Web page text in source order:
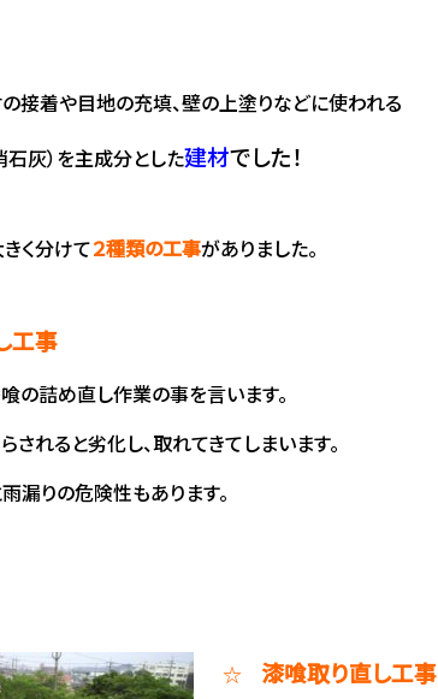
の接着や目地の充填、壁の上塗りなどに使われる
灰）を主成分とした建材でした！
く分けて２種類の工事がありました。
工事
の詰め直し作業の事を言います。
れると劣化し、取れてきてしまいます。
漏りの危険性もあります。
☆ 漆喰取り直し工事